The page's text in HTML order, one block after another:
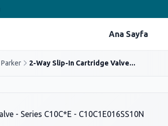
Ana Sayfa
Parker 2-Way Slip-In Cartridge Valve...